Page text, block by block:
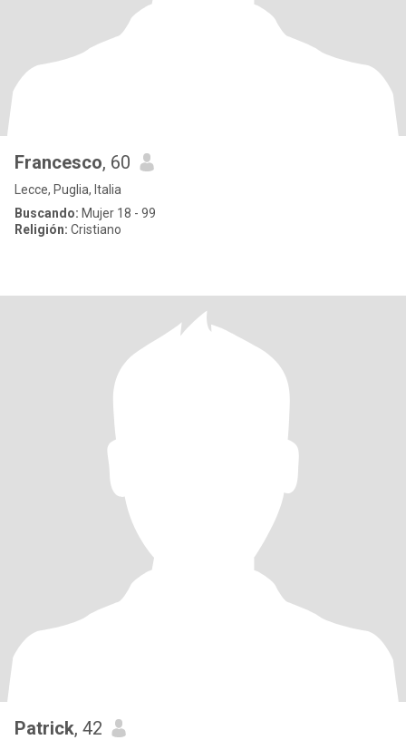
Francesco, 60
Lecce, Puglia, Italia
Buscando: Mujer 18 - 99
Religión: Cristiano
Patrick, 42